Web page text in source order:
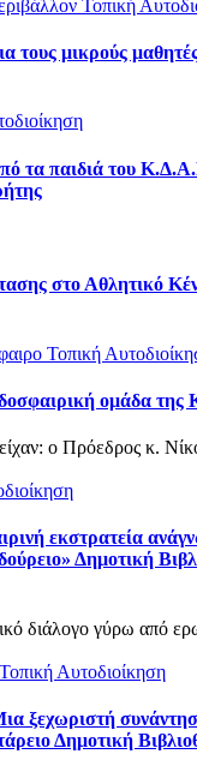
Τοπική
τους μικρούς
τα παιδιά του
στο Αθλητικό
Τοπική
ομάδα της
o Πρόεδρος κ.
εκστρατεία
Δημοτική
διάλογο γύρω από
Τοπική Αυτοδιοίκηση
ξεχωριστή
Δημοτική